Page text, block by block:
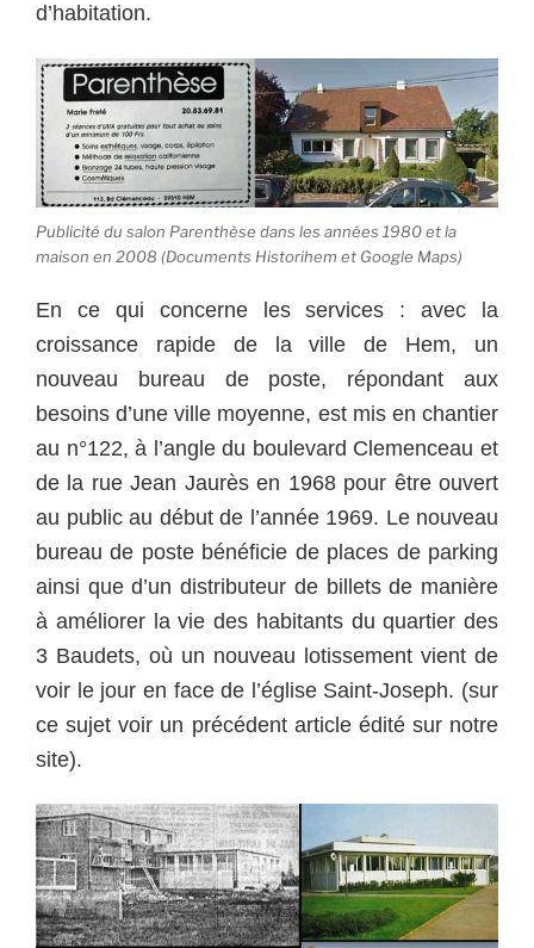
d’habitation.
Publicité du salon Parenthèse dans les années 1980 et la
maison en 2008 (Documents Historihem et Google Maps)
En ce qui concerne les services : avec la
croissance rapide de la ville de Hem, un
nouveau bureau de poste, répondant aux
besoins d’une ville moyenne, est mis en chantier
au n°122, à l’angle du boulevard Clemenceau et
de la rue Jean Jaurès en 1968 pour être ouvert
au public au début de l’année 1969. Le nouveau
bureau de poste bénéficie de places de parking
ainsi que d’un distributeur de billets de manière
à améliorer la vie des habitants du quartier des
3 Baudets, où un nouveau lotissement vient de
voir le jour en face de l’église Saint-Joseph. (sur
ce sujet voir un précédent article édité sur notre
site).